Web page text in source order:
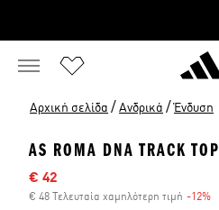
Αρχική σελίδα / Ανδρικά / Ένδυση
AS ROMA DNA TRACK TOP
Τιμή έκπτωσης
€ 42
€ 48 Τελευταία χαμηλότερη τιμή -12%